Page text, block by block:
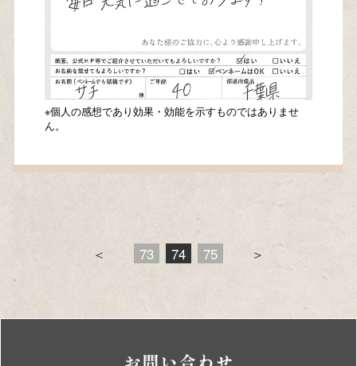
※個人の感想であり効果・効能を示すものではありませ
ん。
＜ 73 74 75 ＞